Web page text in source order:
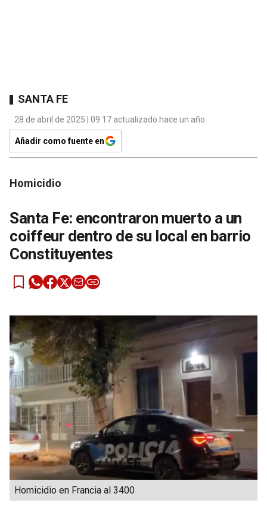
SANTA FE
28 de abril de 2025 | 09:17 actualizado hace un año
Añadir como fuente en
Homicidio
Santa Fe: encontraron muerto a un
coiffeur dentro de su local en barrio
Constituyentes
Homicidio en Francia al 3400